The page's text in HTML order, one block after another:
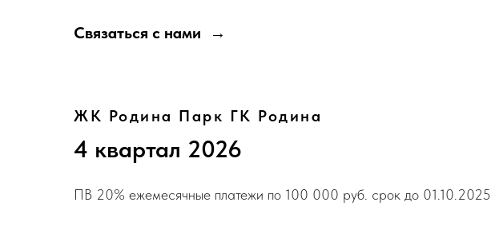
Связаться с нами
ЖК Родина Парк ГК Родина
4 квартал 2026
ПВ 20% ежемесячные платежи по 100 000 руб. срок до 01.10.2025